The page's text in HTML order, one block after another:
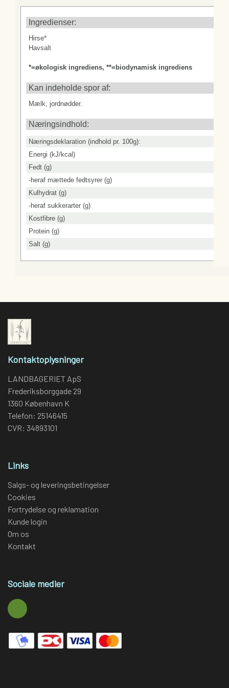
Salt (g)
Ingredienser:
Hirse*
Havsalt
*=økologisk ingrediens, **=biodynamisk ingrediens
Kan indeholde spor af:
Mælk, jordnødder.
Næringsindhold:
Næringsdeklaration (indhold pr. 100g):
Energi (kJ/kcal)
Fedt (g)
-heraf mættede fedtsyrer (g)
Kulhydrat (g)
-heraf sukkerarter (g)
Kostfibre (g)
Protein (g)
Salt (g)
Kontaktoplysninger
LANDBAGERIET ApS
Frederiksborggade 29
1360 København K
Telefon: 25146415
CVR: 34893101
Links
Salgs- og leveringsbetingelser
Cookies
Fortrydelse og reklamation
Kunde login
Om os
Kontakt
Sociale medier